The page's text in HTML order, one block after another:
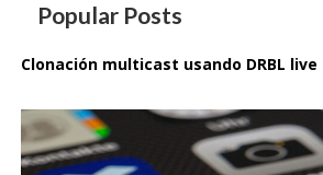
Popular Posts
Clonación multicast usando DRBL live